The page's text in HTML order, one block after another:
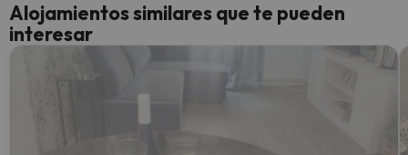
Alojamientos similares que te pueden
interesar